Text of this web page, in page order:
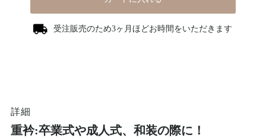
受注販売のため3ヶ月ほどお時間をいただきます
詳細
重衿:卒業式や成人式、和装の際に！